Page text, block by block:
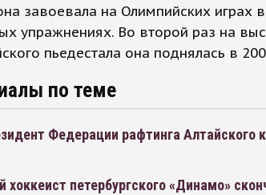
завоевала на Олимпийских играх
упражнениях. Во второй раз на
пьедестала она поднялась в
по теме
Федерации рафтинга Алтайского
хоккеист петербургского «Динамо»